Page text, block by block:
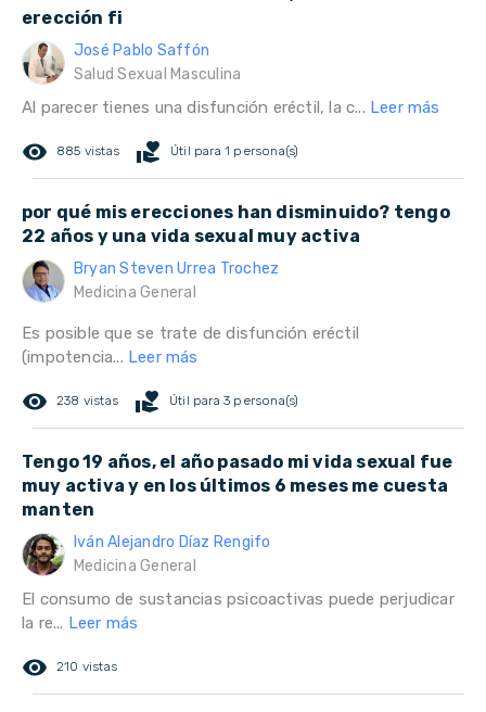
erección fi
José Pablo Saffón
Salud Sexual Masculina
Al parecer tienes una disfunción eréctil, la c... Leer más
remove_red_eye 885 vistas volunteer_activism Útil para 1 persona(s)
por qué mis erecciones han disminuido? tengo
22 años y una vida sexual muy activa
Bryan Steven Urrea Trochez
Medicina General
Es posible que se trate de disfunción eréctil
(impotencia... Leer más
remove_red_eye 238 vistas volunteer_activism Útil para 3 persona(s)
Tengo 19 años, el año pasado mi vida sexual fue
muy activa y en los últimos 6 meses me cuesta
manten
Iván Alejandro Díaz Rengifo
Medicina General
El consumo de sustancias psicoactivas puede perjudicar
la re... Leer más
remove_red_eye 210 vistas